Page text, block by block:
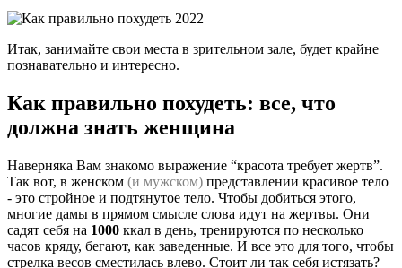
Итак, занимайте свои места в зрительном зале, будет крайне
познавательно и интересно.
Как правильно похудеть: все, что
должна знать женщина
Наверняка Вам знакомо выражение “красота требует жертв”.
Так вот, в женском (и мужском) представлении красивое тело
- это стройное и подтянутое тело. Чтобы добиться этого,
многие дамы в прямом смысле слова идут на жертвы. Они
садят себя на 1000 ккал в день, тренируются по несколько
часов кряду, бегают, как заведенные. И все это для того, чтобы
стрелка весов сместилась влево. Стоит ли так себя истязать?